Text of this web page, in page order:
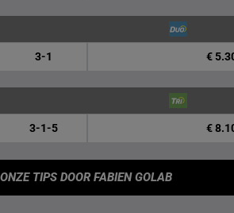
3-1 €
3-1-5 €
ONZE TIPS DOOR FABIEN GOLAB